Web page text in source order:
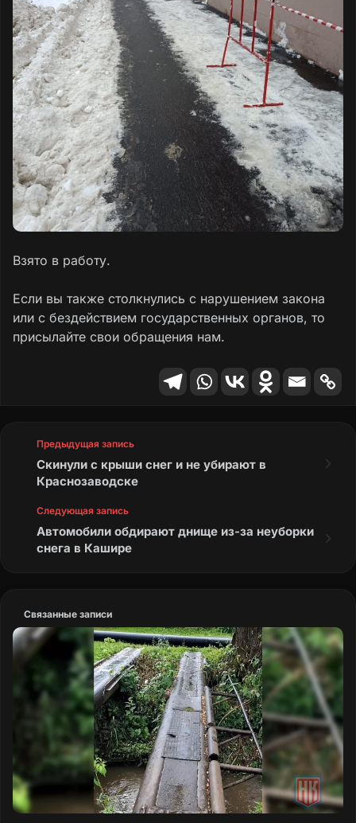
Взято в работу.
Если вы также столкнулись с нарушением закона
или с бездействием государственных органов, то
присылайте свои обращения нам.
Предыдущая запись
Скинули с крыши снег и не убирают в
Краснозаводске
Следующая запись
Автомобили обдирают днище из-за неуборки
снега в Кашире
Связанные записи